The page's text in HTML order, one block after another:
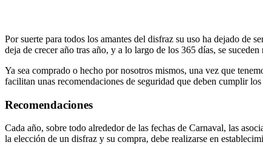
Por suerte para todos los amantes del disfraz su uso ha dejado de
deja de crecer año tras año, y a lo largo de los 365 días, se
Ya sea comprado o hecho por nosotros mismos, una vez que
facilitan unas recomendaciones de seguridad que deben cumplir
Recomendaciones
Cada año, sobre todo alrededor de las fechas de Carnaval, las
la elección de un disfraz y su compra, debe realizarse en